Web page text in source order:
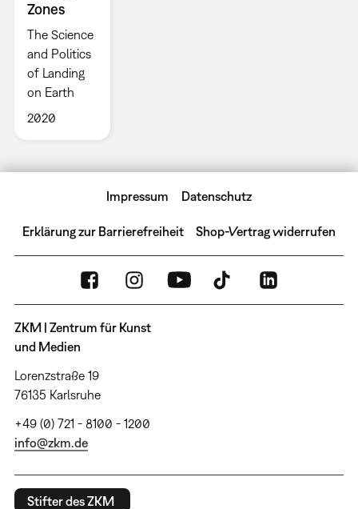
Zones
The Science
and Politics
of Landing
on Earth
2020
Impressum Datenschutz
Erklärung zur Barrierefreiheit Shop-Vertrag widerrufen
ZKM | Zentrum für Kunst
und Medien
Lorenzstraße 19
76135 Karlsruhe
+49 (0) 721 - 8100 - 1200
info@zkm.de
Stifter des ZKM